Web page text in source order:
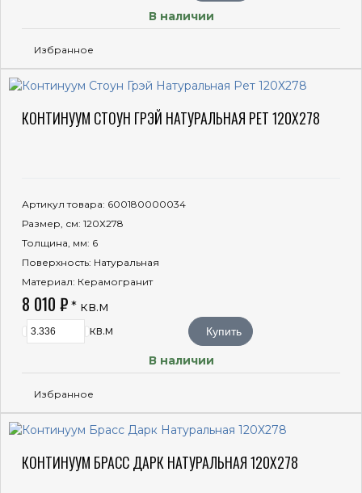
В наличии
Избранное
КОНТИНУУМ СТОУН ГРЭЙ НАТУРАЛЬНАЯ РЕТ 120Х278
Артикул товара: 600180000034
Размер, см: 120Х278
Толщина, мм: 6
Поверхность: Натуральная
Материал: Керамогранит
8 010 ₽ * кв.м
кв.м Купить
В наличии
Избранное
КОНТИНУУМ БРАСС ДАРК НАТУРАЛЬНАЯ 120Х278